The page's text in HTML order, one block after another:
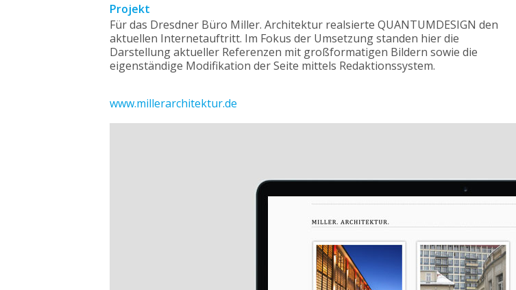
Projekt
Für das Dresdner Büro Miller. Architektur realsierte QUANTUMDESIGN den
aktuellen Internetauftritt. Im Fokus der Umsetzung standen hier die
Darstellung aktueller Referenzen mit großformatigen Bildern sowie die
eigenständige Modifikation der Seite mittels Redaktionssystem.
www.millerarchitektur.de